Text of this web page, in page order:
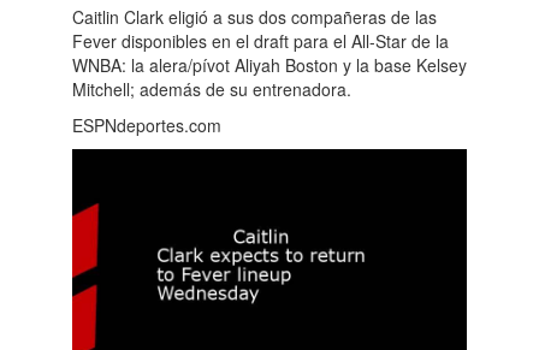
Caitlin Clark eligió a sus dos compañeras de las
Fever disponibles en el draft para el All-Star de la
WNBA: la alera/pívot Aliyah Boston y la base Kelsey
Mitchell; además de su entrenadora.
ESPNdeportes.com